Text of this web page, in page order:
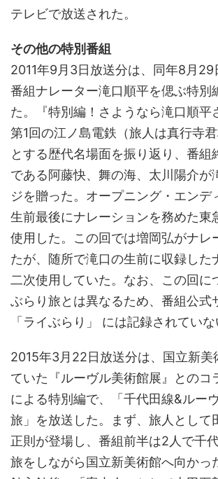
テレビで放送された。
その他の特別番組
2011年9月3日放送分は、同年8月29
番組ナレーター滝口順平を偲ぶ特別
た。『特別編！さようなら滝口順平
第1回の江ノ島電鉄（旅人は真行寺
とする歴代名場面を振り返り、番組
である阿藤快、舞の海、太川陽介が
ジを贈った。オープニング・エンデ
生前最後にナレーションを務めた東
使用した。この回では増岡弘がナレ
たが、随所で滝口の生前に収録した
二次使用していた。なお、この回に
ぶらり旅とは異なるため、番組公式
「ライぶらり」 には記録されていな
2015年3月22日放送分は、国立新美
ていた『ルーヴル美術館展』とのコ
による特別編で、「千代田線&ルー
旅」を放送した。まず、旅人として
正則が登場し、番組前半は2人で千
旅をしながら国立新美術館へ向かっ